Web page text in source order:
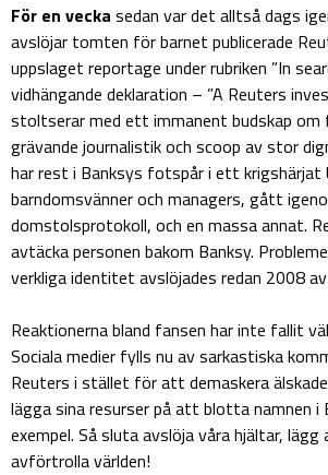
För en vecka sedan var det alltså dags
avslöjar tomten för barnet publicerade
uppslaget reportage under rubriken ”In
vidhängande deklaration – ”A Reuters
stoltserar med ett immanent budskap om
grävande journalistik och scoop av stor
har rest i Banksys fotspår i ett krigshärjat
barndomsvänner och managers, gått
domstolsprotokoll, och en massa annat.
avtäcka personen bakom Banksy.
verkliga identitet avslöjades redan 2008
Reaktionerna bland fansen har inte fallit
Sociala medier fylls nu av sarkastiska
Reuters i stället för att demaskera
lägga sina resurser på att blotta namnen i
exempel. Så sluta avslöja våra hjältar,
avförtrolla världen!